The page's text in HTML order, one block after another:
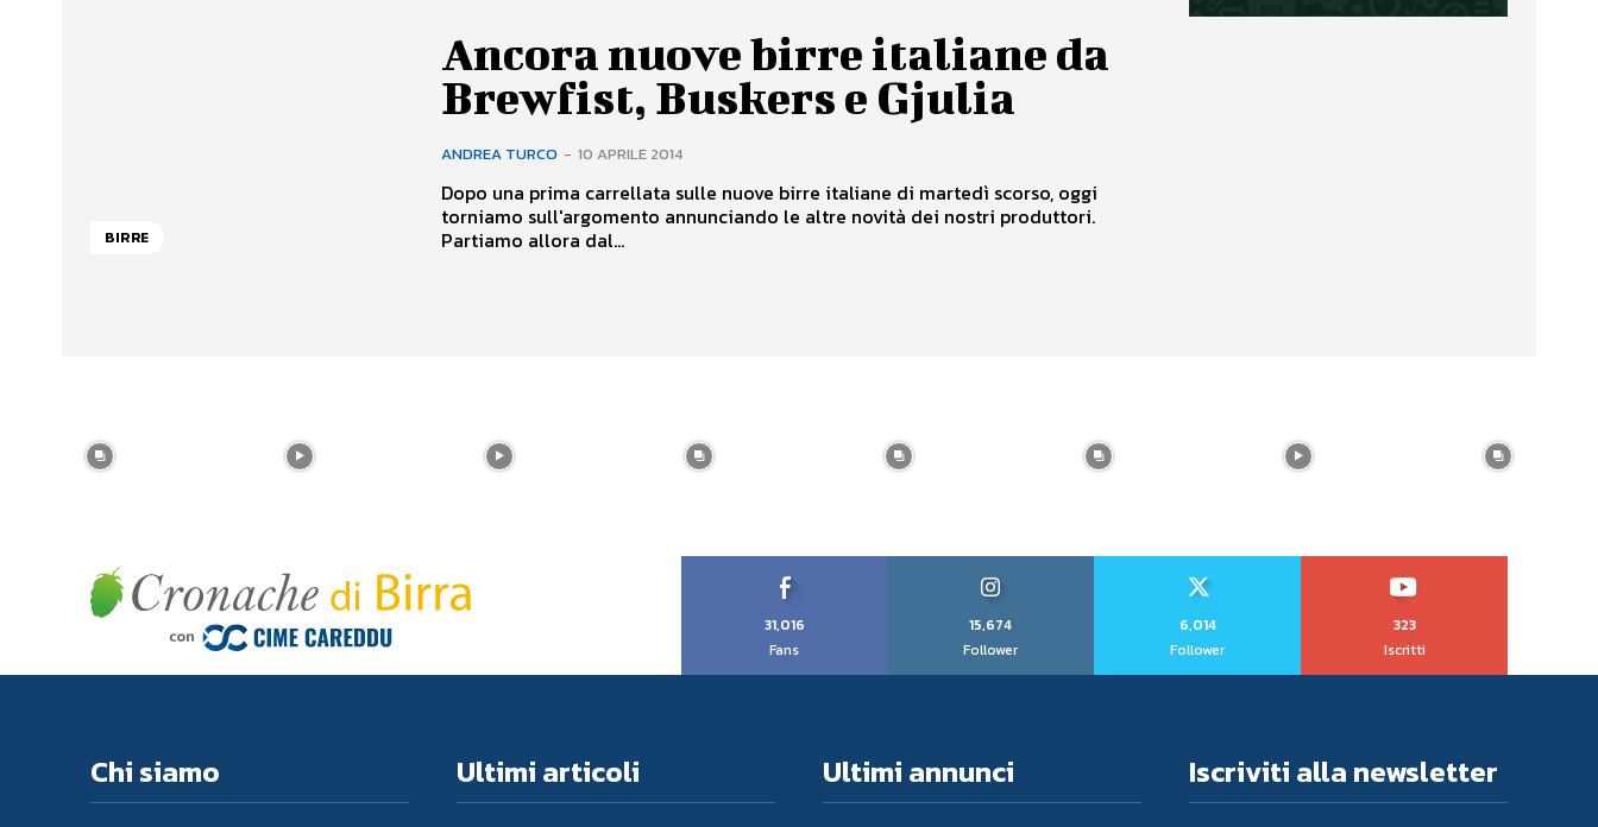
BIRRE
Ancora nuove birre italiane da
Brewfist, Buskers e Gjulia
ANDREA TURCO - 10 APRILE 2014
Dopo una prima carrellata sulle nuove birre italiane di martedì scorso, oggi
torniamo sull'argomento annunciando le altre novità dei nostri produttori.
Partiamo allora dal...
31,016
Fans
15,674
Follower
6,014
Follower
323
Iscritti
Chi siamo Ultimi articoli Ultimi annunci Iscriviti alla newsletter